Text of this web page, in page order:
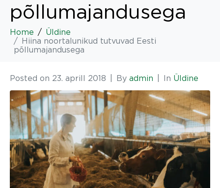
põllumajandusega
Home
Üldine
Hiina noortalunikud tutvuvad Eesti
põllumajandusega
Posted on 23. aprill 2018 By admin In Üldine